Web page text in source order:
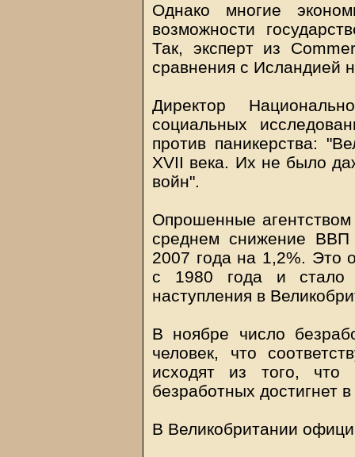
Однако многие
возможности
Так, эксперт из
сравнения с Исландией
Директор
социальных
против паникерства:
XVII века. Их не было
войн".
Опрошенные
среднем снижение
2007 года на 1,2%. Это
с 1980 года и стало
наступления в
В ноябре число
человек, что
исходят из того, что
безработных достигнет
В Великобритании